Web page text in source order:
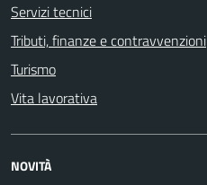
Servizi tecnici
Tributi, finanze e contravvenzioni
Turismo
Vita lavorativa
NOVITÀ